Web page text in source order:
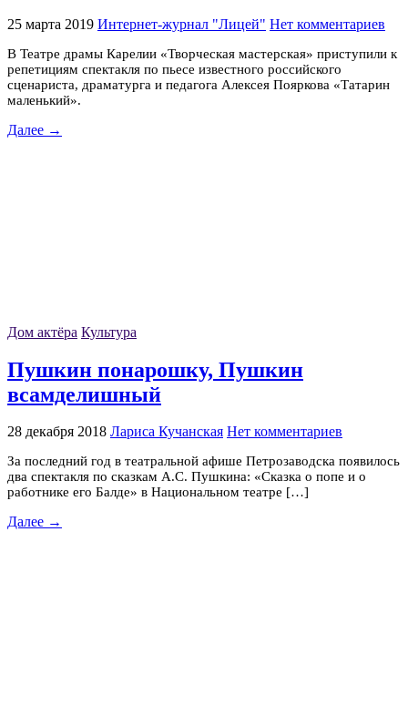
25 марта 2019 Интернет-журнал "Лицей" Нет комментариев
В Театре драмы Карелии «Творческая мастерская» приступили к
репетициям спектакля по пьесе известного российского
сценариста, драматурга и педагога Алексея Пояркова «Татарин
маленький».
Далее →
Дом актёра Культура
Пушкин понарошку, Пушкин
всамделишный
28 декабря 2018 Лариса Кучанская Нет комментариев
За последний год в театральной афише Петрозаводска появилось
два спектакля по сказкам А.С. Пушкина: «Сказка о попе и о
работнике его Балде» в Национальном театре […]
Далее →